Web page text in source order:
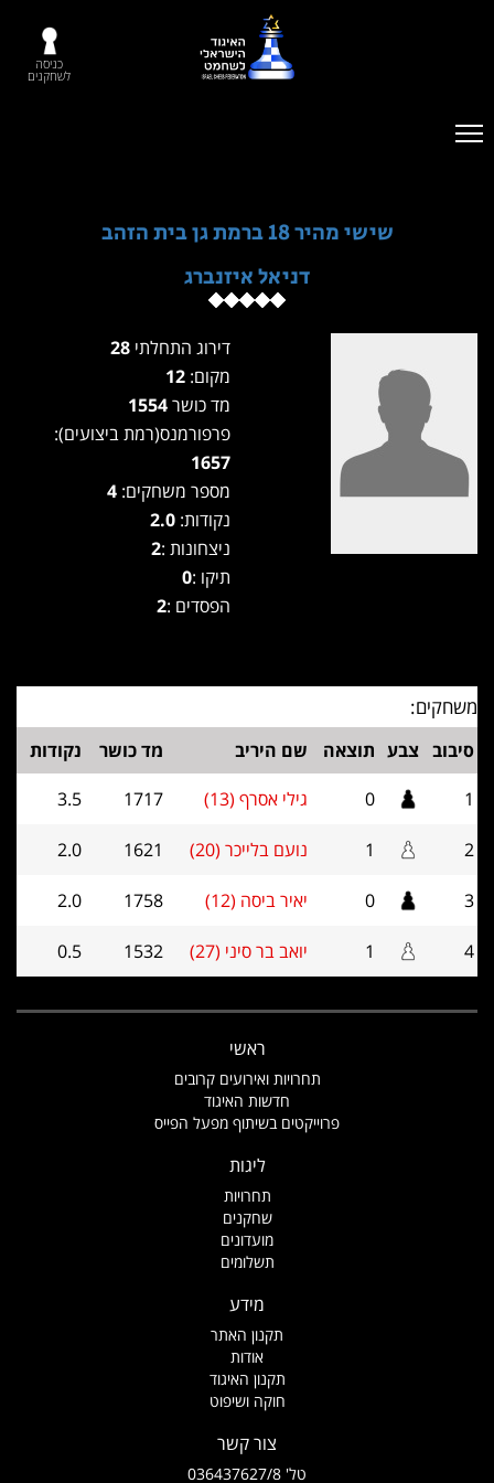
כניסה
לשחקנים
שישי מהיר 18 ברמת גן בית הזהב
דניאל איזנברג
דירוג התחלתי
מקום:
מד כושר
פרפורמנס(רמת ביצועים):
1657
מספר משחקים:
נקודות: 2.0
ניצחונות :2
תיקו :0
הפסדים :2
משחקים:
סיבוב צבע תוצאה שם היריב מד כושר
נקודות
1
0 גילי אסרף (13) 1717
3.5
2
1 נועם בלייכר (20) 1621
2.0
3
0 יאיר ביסה (12) 1758
2.0
4
1 יואב בר סיני (27) 1532
0.5
ראשי
תחרויות ואירועים קרובים
חדשות האיגוד
פרוייקטים בשיתוף מפעל הפייס
ליגות
תחרויות
שחקנים
מועדונים
תשלומים
מידע
תקנון האתר
אודות
תקנון האיגוד
חוקה ושיפוט
צור קשר
טל' 036437627/8